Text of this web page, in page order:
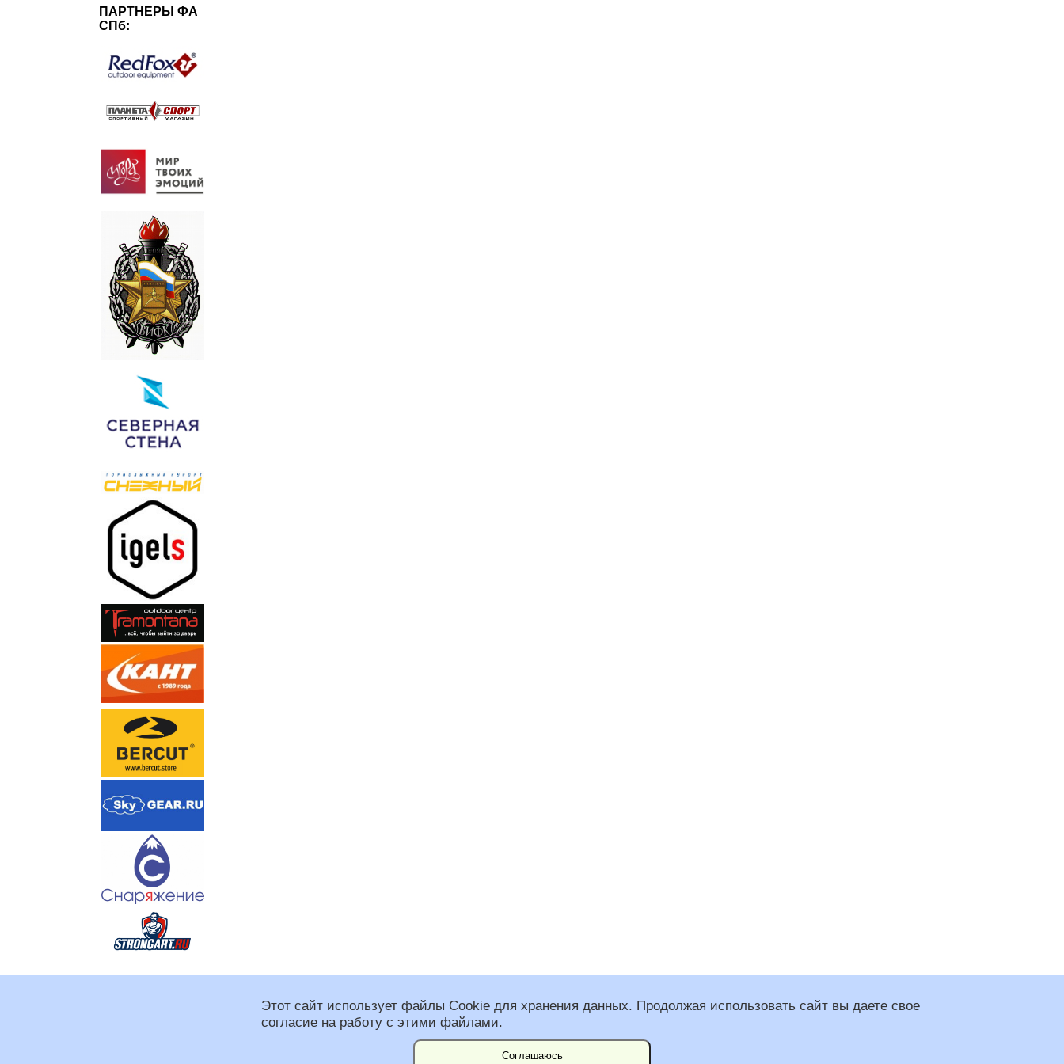
ПАРТНЕРЫ ФА
СПб:
Региональная спортивная общественная организация “Федерация альпинизма Санкт-Петербурга”
При оформлении сайта использованы фото Константина Воробьева.
Этот сайт использует файлы Cookie для хранения данных. Продолжая использовать сайт вы даете свое
согласие на работу с этими файлами.
Соглашаюсь